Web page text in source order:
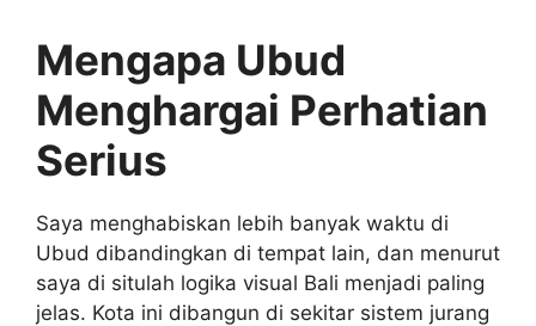
Mengapa Ubud
Menghargai Perhatian
Serius
Saya menghabiskan lebih banyak waktu di
Ubud dibandingkan di tempat lain, dan menurut
saya di situlah logika visual Bali menjadi paling
jelas. Kota ini dibangun di sekitar sistem jurang